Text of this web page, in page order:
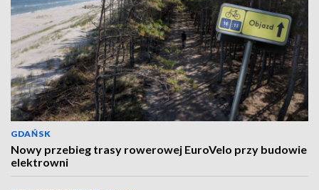
GDAŃSK
Nowy przebieg trasy rowerowej EuroVelo przy budowie
elektrowni